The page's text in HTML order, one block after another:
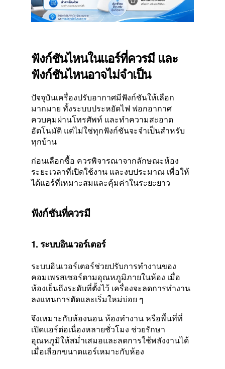
ฟังก์ชันไหนในแอร์ที่ควรมี และ
ฟังก์ชันไหนอาจไม่จำเป็น
ปัจจุบันเครื่องปรับอากาศมีฟังก์ชันให้เลือก
มากมาย ทั้งระบบประหยัดไฟ ฟอกอากาศ
ควบคุมผ่านโทรศัพท์ และทำความสะอาด
อัตโนมัติ แต่ไม่ใช่ทุกฟังก์ชันจะจำเป็นสำหรับ
ทุกบ้าน
ก่อนเลือกซื้อ ควรพิจารณาจากลักษณะห้อง
ระยะเวลาที่เปิดใช้งาน และงบประมาณ เพื่อให้
ได้แอร์ที่เหมาะสมและคุ้มค่าในระยะยาว
ฟังก์ชันที่ควรมี
1. ระบบอินเวอร์เตอร์
ระบบอินเวอร์เตอร์ช่วยปรับการทำงานของ
คอมเพรสเซอร์ตามอุณหภูมิภายในห้อง เมื่อ
ห้องเย็นถึงระดับที่ตั้งไว้ เครื่องจะลดการทำงาน
ลงแทนการตัดและเริ่มใหม่บ่อย ๆ
จึงเหมาะกับห้องนอน ห้องทำงาน หรือพื้นที่ที่
เปิดแอร์ต่อเนื่องหลายชั่วโมง ช่วยรักษา
อุณหภูมิให้สม่ำเสมอและลดการใช้พลังงานได้
เมื่อเลือกขนาดแอร์เหมาะกับห้อง